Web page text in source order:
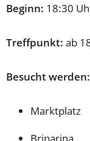
Beginn: 18:30
Treffpunkt: ab
Besucht werden:
Marktplatz